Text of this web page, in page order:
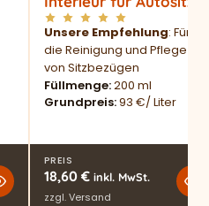
Unsere Empfehlung: Für
die Reinigung und Pflege
von Sitzbezügen
Füllmenge 200 ml
Grundpreis 93 €/ Liter
PREIS
18,60 € inkl. MwSt.
zzgl.Versand